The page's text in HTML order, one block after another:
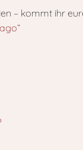
– kommt ihr